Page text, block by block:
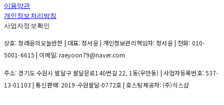
이용약관
개인정보처리방침
사업자정보확인
상호: 정래윤의오늘반찬 | 대표: 정서윤 | 개인정보관리책임자: 정서윤 | 전화: 010-
5001-6615 | 이메일: raeyoon79@naver.com
주소: 경기도 수원시 팔달구 팔달문로140번길 22, 1동(우만동) | 사업자등록번호:537-
13-01103 | 통신판매: 2019-수원팔달-0772호| 호스팅제공자: (주)식스샵